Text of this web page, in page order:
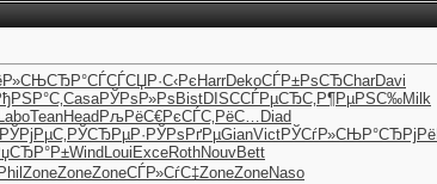
СЂР°СЃСЃСЏР·С‹Рє HarrDekoСЃР±РѕСЂCharDavi
CasaРЎРѕР»Рѕ BistDISCСЃРµСЂС‚ Р¶РµРЅС‰Milk
LaboTeanHead РљРёС€РєСЃС‚РёС… Diad
РЎРјРµС‚ РЎСЂРµР· РЎРѕРґРµGianVictРЎСѓР»СЊР°СЂРјРё
Wind Loui ExceRothNouvBett
Phil ZoneZoneZoneСЃР»СѓС‡ZoneZoneNaso